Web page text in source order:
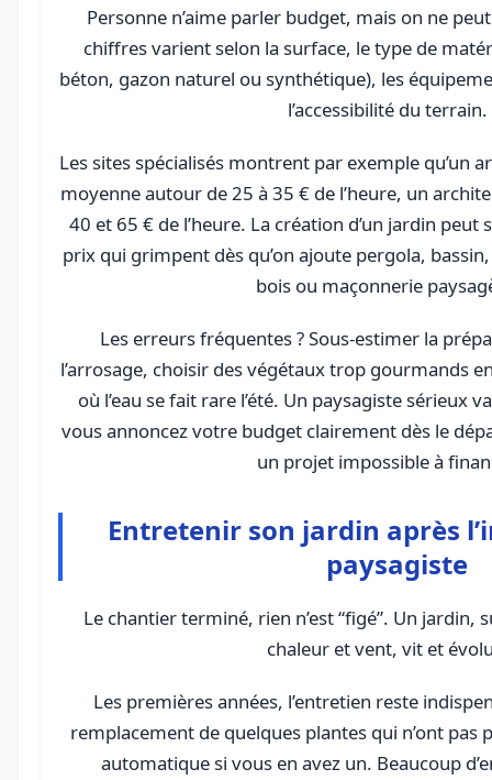
Personne n’aime parler budget, mais on ne
chiffres varient selon la surface, le type de
béton, gazon naturel ou synthétique), les
l’accessibilité du terrain.
Les sites spécialisés montrent par exemple qu’un
moyenne autour de 25 à 35 € de l’heure, un
40 et 65 € de l’heure. La création d’un jardin peut
prix qui grimpent dès qu’on ajoute pergola,
bois ou maçonnerie
Les erreurs fréquentes ? Sous-estimer la
l’arrosage, choisir des végétaux trop gourmands
où l’eau se fait rare l’été. Un paysagiste sérieux
vous annoncez votre budget clairement dès le
un projet impossible à
Entretenir son jardin après
paysagiste
Le chantier terminé, rien n’est “figé”. Un jardin,
chaleur et vent, vit et
Les premières années, l’entretien reste
remplacement de quelques plantes qui n’ont pas
automatique si vous en avez un. Beaucoup